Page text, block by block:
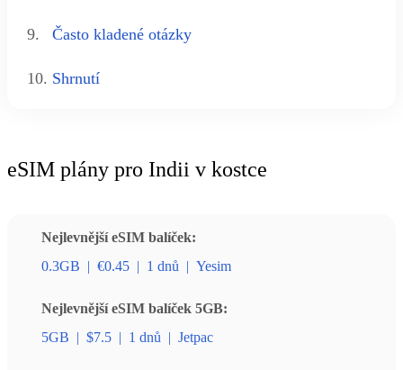
9. Často kladené otázky
10. Shrnutí
eSIM plány pro Indii v kostce
Nejlevnější eSIM balíček:
0.3GB | €0.45 | 1 dnů | Yesim
Nejlevnější eSIM balíček 5GB:
5GB | $7.5 | 1 dnů | Jetpac